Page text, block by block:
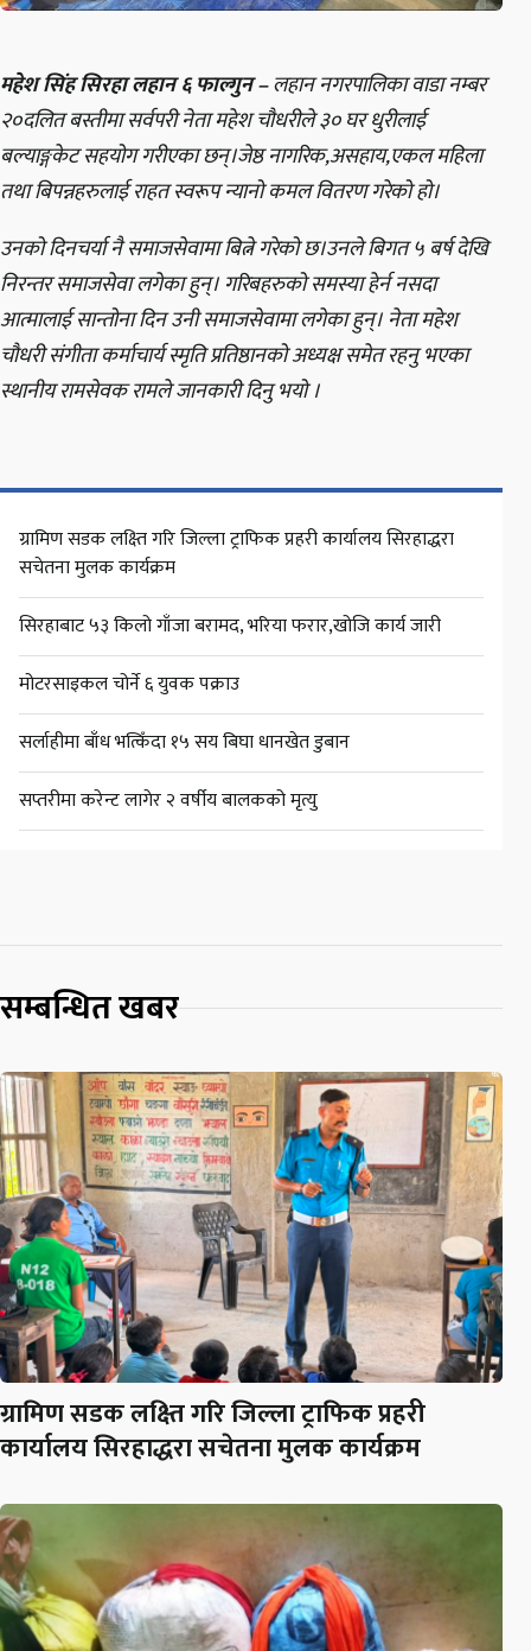
महेश सिंह सिरहा लहान ६ फाल्गुन –लहान नगरपालिका वाडा नम्बर
२०दलित बस्तीमा सर्वपरी नेता महेश चौधरीले ३० घर धुरीलाई
बल्याङ्गकेट सहयोग गरीएका छन्।जेष्ठ नागरिक,असहाय,एकल महिला
तथा बिपन्नहरुलाई राहत स्वरूप न्यानो कमल वितरण गरेको हो।
उनको दिनचर्या नै समाजसेवामा बित्ने गरेको छ।उनले बिगत ५ बर्ष देखि
निरन्तर समाजसेवा लगेका हुन्। गरिबहरुको समस्या हेर्न नसदा
आत्मालाई सान्तोना दिन उनी समाजसेवामा लगेका हुन्। नेता महेश
चौधरी संगीता कर्माचार्य स्मृति प्रतिष्ठानको अध्यक्ष समेत रहनु भएका
स्थानीय रामसेवक रामले जानकारी दिनु भयो ।
ग्रामिण सडक लक्ष्ति गरि जिल्ला ट्राफिक प्रहरी कार्यालय सिरहाद्धरा
सचेतना मुलक कार्यक्रम
सिरहाबाट ५३ किलो गाँजा बरामद, भरिया फरार,खोजि कार्य जारी
मोटरसाइकल चोर्ने ६ युवक पक्राउ
सर्लाहीमा बाँध भत्किँदा १५ सय बिघा धानखेत डुबान
सप्तरीमा करेन्ट लागेर २ वर्षीय बालकको मृत्यु
सम्बन्धित खबर
ग्रामिण सडक लक्ष्ति गरि जिल्ला ट्राफिक प्रहरी
कार्यालय सिरहाद्धरा सचेतना मुलक कार्यक्रम